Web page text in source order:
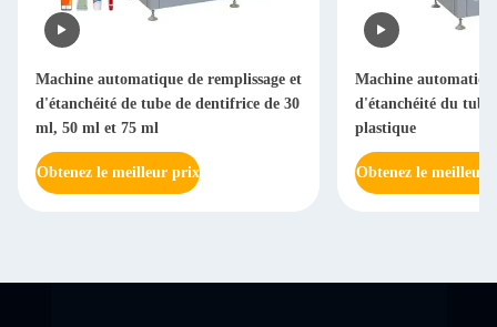
Machine automatique de remplissage et
d'étanchéité de tube de dentifrice de 30
ml, 50 ml et 75 ml
Obtenez le meilleur prix
Machine
d'étanchéité du
plastique
Obtenez le meilleur